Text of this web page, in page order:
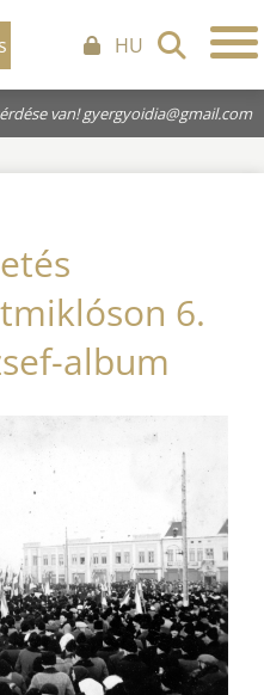
HU
van!gyergyoidia@gmail.com
6.
album